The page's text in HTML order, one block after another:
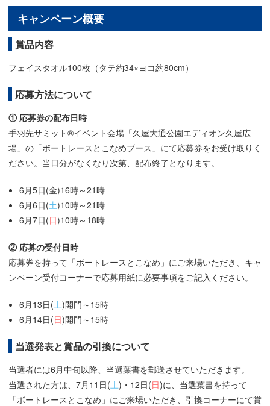
キャンペーン概要
賞品内容
フェイスタオル100枚（タテ約34×ヨコ約80cm）
応募方法について
① 応募券の配布日時
手羽先サミット®イベント会場「久屋大通公園エディオン久屋広
場」の「ボートレースとこなめブース」にて応募券をお受け取りく
ださい。当日分がなくなり次第、配布終了となります。
6月5日(金)16時～21時
6月6日(土)10時～21時
6月7日(日)10時～18時
② 応募の受付日時
応募券を持って「ボートレースとこなめ」にご来場いただき、キャ
ンペーン受付コーナーで応募用紙に必要事項をご記入ください。
6月13日(土)開門～15時
6月14日(日)開門～15時
当選発表と賞品の引換について
当選者には6月中旬以降、当選葉書を郵送させていただきます。
当選された方は、7月11日(土)・12日(日)に、当選葉書を持って
「ボートレースとこなめ」にご来場いただき、引換コーナーにて賞